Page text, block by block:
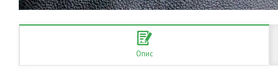
Опис